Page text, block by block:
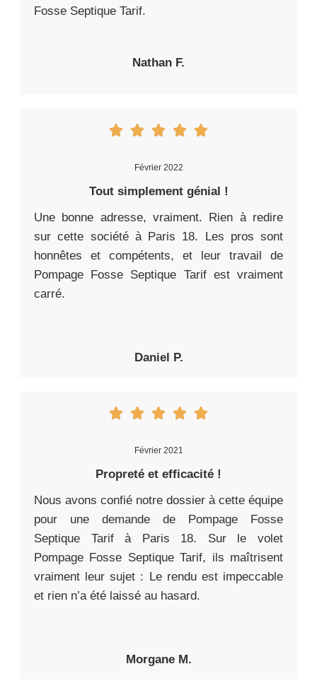
Fosse Septique Tarif.
Nathan F.
Février 2022
Tout simplement génial !
Une bonne adresse, vraiment. Rien à redire
sur cette société à Paris 18. Les pros sont
honnêtes et compétents, et leur travail de
Pompage Fosse Septique Tarif est vraiment
carré.
Daniel P.
Février 2021
Propreté et efficacité !
Nous avons confié notre dossier à cette équipe
pour une demande de Pompage Fosse
Septique Tarif à Paris 18. Sur le volet
Pompage Fosse Septique Tarif, ils maîtrisent
vraiment leur sujet : Le rendu est impeccable
et rien n’a été laissé au hasard.
Morgane M.